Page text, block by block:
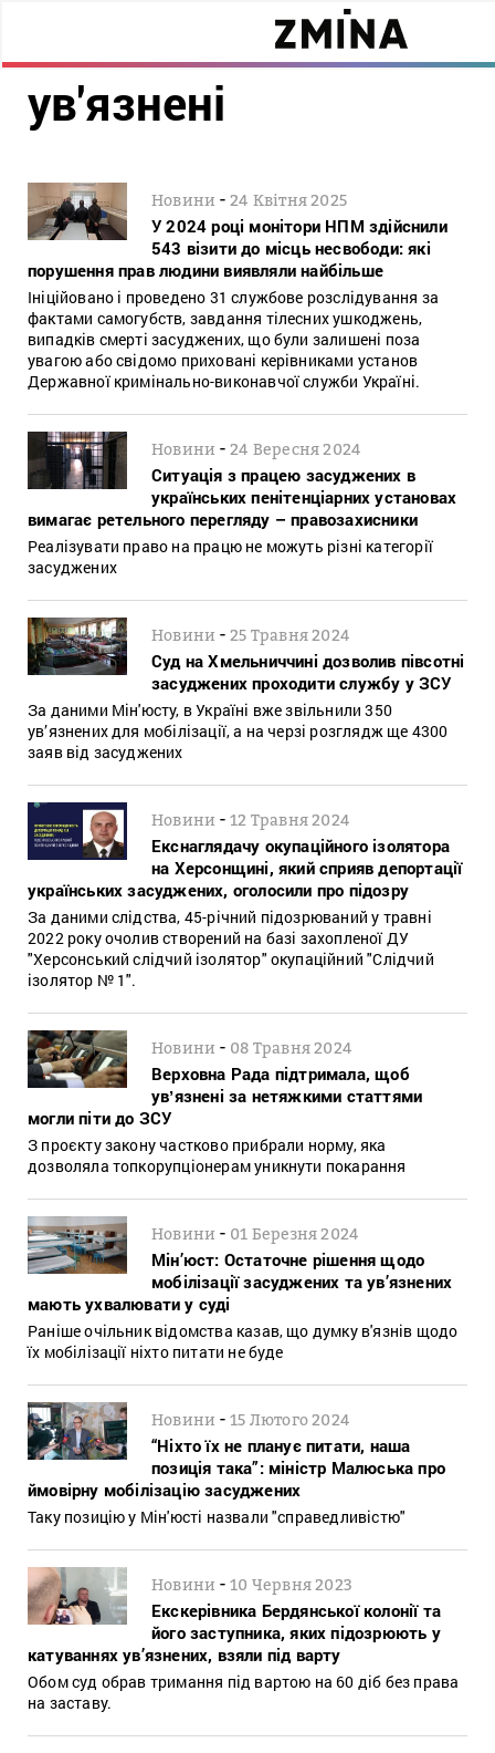
ув'язнені
Новини -24 Квітня 2025
У 2024 році монітори НПМ здійснили
543 візити до місць несвободи: які
порушення прав людини виявляли найбільше
Ініційовано і проведено 31 службове розслідування за
фактами самогубств, завдання тілесних ушкоджень,
випадків смерті засуджених, що були залишені поза
увагою або свідомо приховані керівниками установ
Державної кримінально-виконавчої служби Україні.
Новини -24 Вересня 2024
Ситуація з працею засуджених в
українських пенітенціарних установах
вимагає ретельного перегляду – правозахисники
Реалізувати право на працю не можуть різні категорії
засуджених
Новини -25 Травня 2024
Суд на Хмельниччині дозволив півсотні
засуджених проходити службу у ЗСУ
За даними Мін'юсту, в Україні вже звільнили 350
ув’язнених для мобілізації, а на черзі розглядж ще 4300
заяв від засуджених
Новини -12 Травня 2024
Екснаглядачу окупаційного ізолятора
на Херсонщині, який сприяв депортації
українських засуджених, оголосили про підозру
За даними слідства, 45-річний підозрюваний у травні
2022 року очолив створений на базі захопленої ДУ
"Херсонський слідчий ізолятор" окупаційний "Слідчий
ізолятор № 1".
Новини - 08 Травня 2024
Верховна Рада підтримала, щоб
увʼязнені за нетяжкими статтями
могли піти до ЗСУ
З проєкту закону частково прибрали норму, яка
дозволяла топкорупціонерам уникнути покарання
Новини - 01 Березня 2024
Мін’юст: Остаточне рішення щодо
мобілізації засуджених та ув’язнених
мають ухвалювати у суді
Раніше очільник відомства казав, що думку в'язнів щодо
їх мобілізації ніхто питати не буде
Новини -15 Лютого 2024
“Ніхто їх не планує питати, наша
позиція така”: міністр Малюська про
ймовірну мобілізацію засуджених
Таку позицію у Мін'юсті назвали "справедливістю"
Новини -10 Червня 2023
Екскерівника Бердянської колонії та
його заступника, яких підозрюють у
катуваннях ув’язнених, взяли під варту
Обом суд обрав тримання під вартою на 60 діб без права
на заставу.